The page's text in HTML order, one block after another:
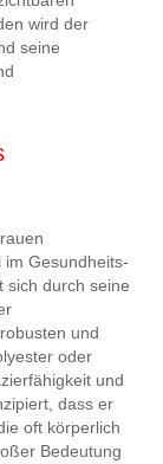
wird der
seine
Gesundheits-
sich durch seine
und
oder
und
dass er
oft körperlich
Bedeutung